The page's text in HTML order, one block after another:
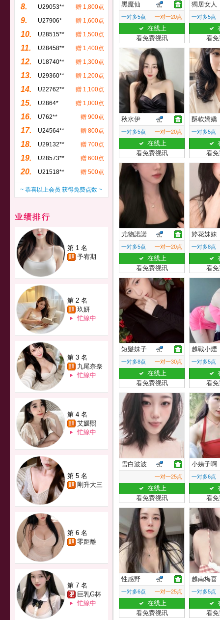
8. U29053** 赠 1,800点
9. U27906* 赠 1,600点
10. U28515** 赠 1,500点
11. U28458** 赠 1,400点
12. U18740** 赠 1,300点
13. U29360** 赠 1,200点
14. U22762** 赠 1,100点
15. U2864* 赠 1,000点
16. U762** 赠 900点
17. U24564** 赠 800点
18. U29132** 赠 700点
19. U28573** 赠 600点
20. U21518** 赠 500点
~ 恭喜以上会员 获得免费点数 ~
业绩排行
第 1 名
予宥期
第 2 名
玖妍
忙線中
第 3 名
九尾奈奈
忙線中
第 4 名
艾媛熙
忙線中
第 5 名
剛升大三
第 6 名
零距離
第 7 名
巨乳G杯
忙線中
黑魔仙
一对多5点 一对一20点
在线上
看免费视讯
獨居女人
一对多5点
看
秋水伊
一对多5点 一对一20点
在线上
看免费视讯
酥軟嬌嬌
一对多5点
看
尤物諾諾
一对多5点 一对一20点
在线上
看免费视讯
婷花妹妹
一对多8点
看
短髮妹子
一对多8点 一对一30点
在线上
看免费视讯
越戰小煙
一对多5点
看
雪白波波
一对一25点
在线上
看免费视讯
小姨子啊
一对多6点
看
性感野
一对多6点 一对一25点
在线上
看免费视讯
越南梅喜
一对多5点
看